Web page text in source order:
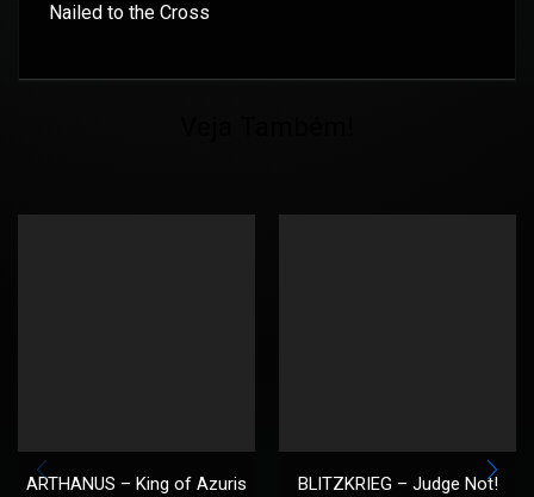
Nailed to the Cross
ARTHANUS – King of Azuris BLITZKRIEG – Judge Not!